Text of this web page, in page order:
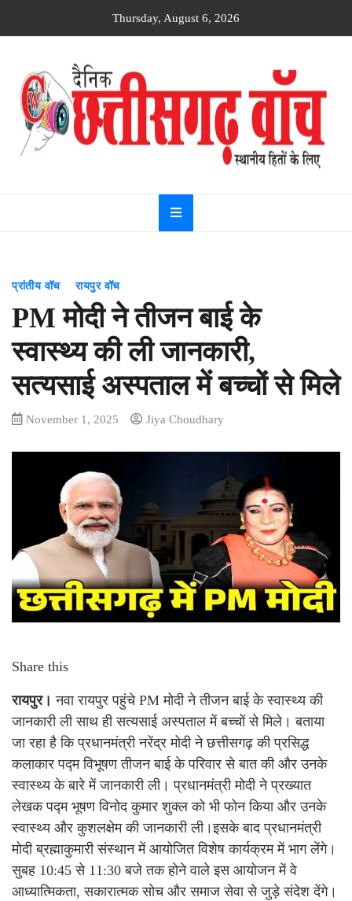
Thursday, August 6, 2026
Dainik
Chhattisgarh
watch
प्रांतीय वॉच रायपुर वॉच
PM मोदी ने तीजन बाई के
स्वास्थ्य की ली जानकारी,
सत्यसाई अस्पताल में बच्चों से मिले
November 1, 2025 Jiya Choudhary
Share this
रायपुर। नवा रायपुर पहुंचे PM मोदी ने तीजन बाई के स्वास्थ्य की
जानकारी ली साथ ही सत्यसाई अस्पताल में बच्चों से मिले। बताया
जा रहा है कि प्रधानमंत्री नरेंद्र मोदी ने छत्तीसगढ़ की प्रसिद्ध
कलाकार पद्म विभूषण तीजन बाई के परिवार से बात की और उनके
स्वास्थ्य के बारे में जानकारी ली। प्रधानमंत्री मोदी ने प्रख्यात
लेखक पद्म भूषण विनोद कुमार शुक्ल को भी फोन किया और उनके
स्वास्थ्य और कुशलक्षेम की जानकारी ली।इसके बाद प्रधानमंत्री
मोदी ब्रह्माकुमारी संस्थान में आयोजित विशेष कार्यक्रम में भाग लेंगे।
सुबह 10:45 से 11:30 बजे तक होने वाले इस आयोजन में वे
आध्यात्मिकता, सकारात्मक सोच और समाज सेवा से जुड़े संदेश देंगे।